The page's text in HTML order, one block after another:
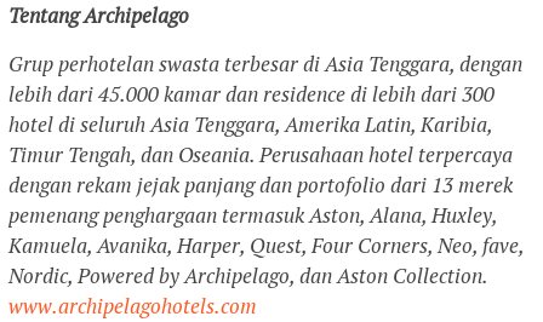
Tentang Archipelago
Grup perhotelan swasta terbesar di Asia Tenggara, dengan
lebih dari 45.000 kamar dan residence di lebih dari 300
hotel di seluruh Asia Tenggara, Amerika Latin, Karibia,
Timur Tengah, dan Oseania. Perusahaan hotel terpercaya
dengan rekam jejak panjang dan portofolio dari 13 merek
pemenang penghargaan termasuk Aston, Alana, Huxley,
Kamuela, Avanika, Harper, Quest, Four Corners, Neo, fave,
Nordic, Powered by Archipelago, dan Aston Collection.
www.archipelagohotels.com